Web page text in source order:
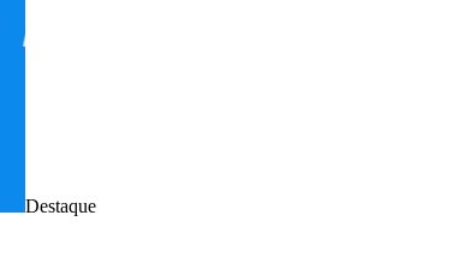
Destaque